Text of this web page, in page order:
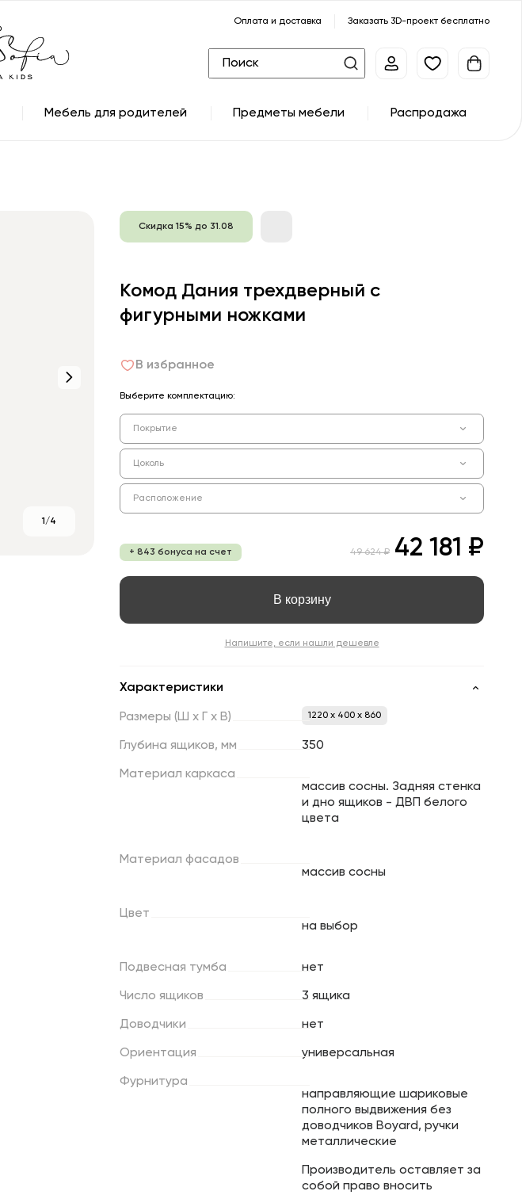
Оплата и доставка Заказать 3D-проект бесплатно
Мебель для родителей Предметы мебели Распродажа
1/4
Скидка 15% до 31.08
Комод Дания трехдверный с
фигурными ножками
В избранное
Выберите комплектацию:
Покрытие
Цоколь
Расположение
+ 843 бонуса на счет 49 624 ₽ 42 181 ₽
В корзину
Напишите, если нашли дешевле
Характеристики
Размеры (Ш х Г х В) 1220 x 400 x 860
Глубина ящиков, мм 350
Материал каркаса
массив сосны. Задняя стенка
и дно ящиков - ДВП белого
цвета
Материал фасадов
массив сосны
Цвет
на выбор
Подвесная тумба нет
Число ящиков 3 ящика
Доводчики нет
Ориентация универсальная
Фурнитура
направляющие шариковые
полного выдвижения без
доводчиков Boyard, ручки
металлические
Производитель оставляет за
собой право вносить